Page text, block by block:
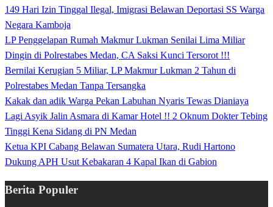
149 Hari Izin Tinggal Ilegal, Imigrasi Belawan Deportasi SS Warga
Negara Kamboja
LP Penggelapan Rumah Makmur Lukman Senilai Lima Miliar
Dingin di Polrestabes Medan, CA Saksi Kunci Tersorot !!!
Bernilai Kerugian 5 Miliar, LP Makmur Lukman 2 Tahun di
Polrestabes Medan Tanpa Tersangka
Kakak dan adik Warga Pekan Labuhan Nyaris Tewas Dianiaya
Lagi Asyik Jalin Asmara di Kamar Hotel !! 2 Oknum Dokter Tebing
Tinggi Kena Sidang di PN Medan
Ketua KPI Cabang Belawan Sumatera Utara, Rudi Hartono
Dukung APH Usut Kebakaran 4 Kapal Ikan di Gabion
Berita Populer